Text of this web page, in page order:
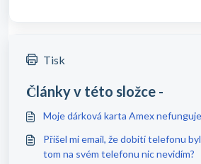
Tisk
Články v této složce -
Moje dárková karta Amex
Přišel mi email, že dobití telefonu
tom na svém telefonu nic nevidím?